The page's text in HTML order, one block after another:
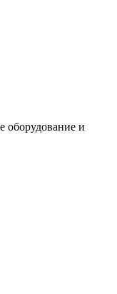
оборудование и